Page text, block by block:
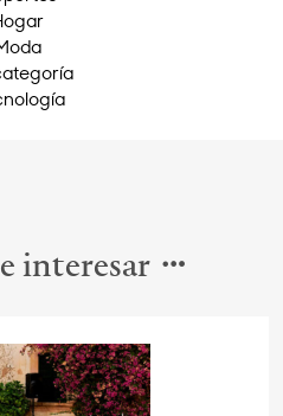
interesar